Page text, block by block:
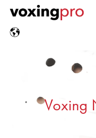
Voxing